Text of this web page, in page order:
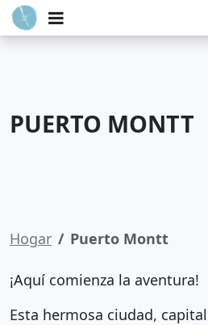
PUERTO MONTT
Hogar Puerto Montt
¡Aquí comienza la aventura!
Esta hermosa ciudad,